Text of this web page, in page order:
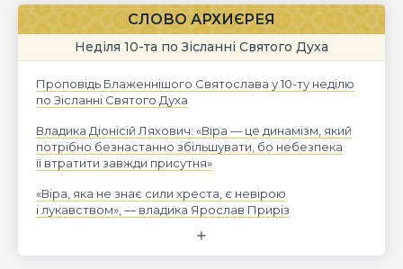
СЛОВО АРХИЄРЕЯ
Неділя 10-та по Зісланні Святого Духа
Проповідь Блаженнішого Святослава у 10-ту неділю
по Зісланні Святого Духа
Владика Діонісій Ляхович: «Віра — це динамізм, який
потрібно безнастанно збільшувати, бо небезпека
її втратити завжди присутня»
«Віра, яка не знає сили хреста, є невірою
і лукавством», — владика Ярослав Приріз